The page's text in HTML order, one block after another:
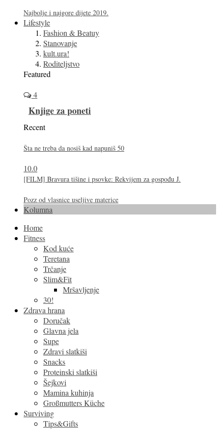
Najbolje i najgore dijete 2019.
Lifestyle
Fashion & Beatuy
Stanovanje
kult.ura!
Roditeljstvo
Featured
4
Knjige za poneti
Recent
Šta ne treba da nosiš kad napuniš 50
10.0
[FILM] Bravura tišine i psovke: Rekvijem za gospođu J.
Pozz od vlasnice useljive materice
Kolumna
Home
Fitness
Kod kuće
Teretana
Trčanje
Slim&Fit
Mršavljenje
30!
Zdrava hrana
Doručak
Glavna jela
Supe
Zdravi slatkiši
Snacks
Proteinski slatkiši
Šejkovi
Mamina kuhinja
Großmutters Küche
Surviving
Tips&Gifts